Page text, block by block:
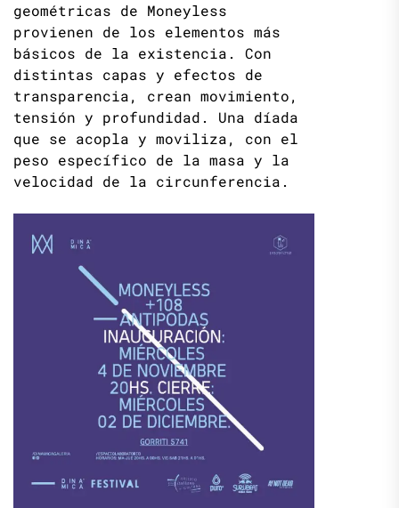
geométricas de Moneyless
provienen de los elementos más
básicos de la existencia. Con
distintas capas y efectos de
transparencia, crean movimiento,
tensión y profundidad. Una díada
que se acopla y moviliza, con el
peso específico de la masa y la
velocidad de la circunferencia.